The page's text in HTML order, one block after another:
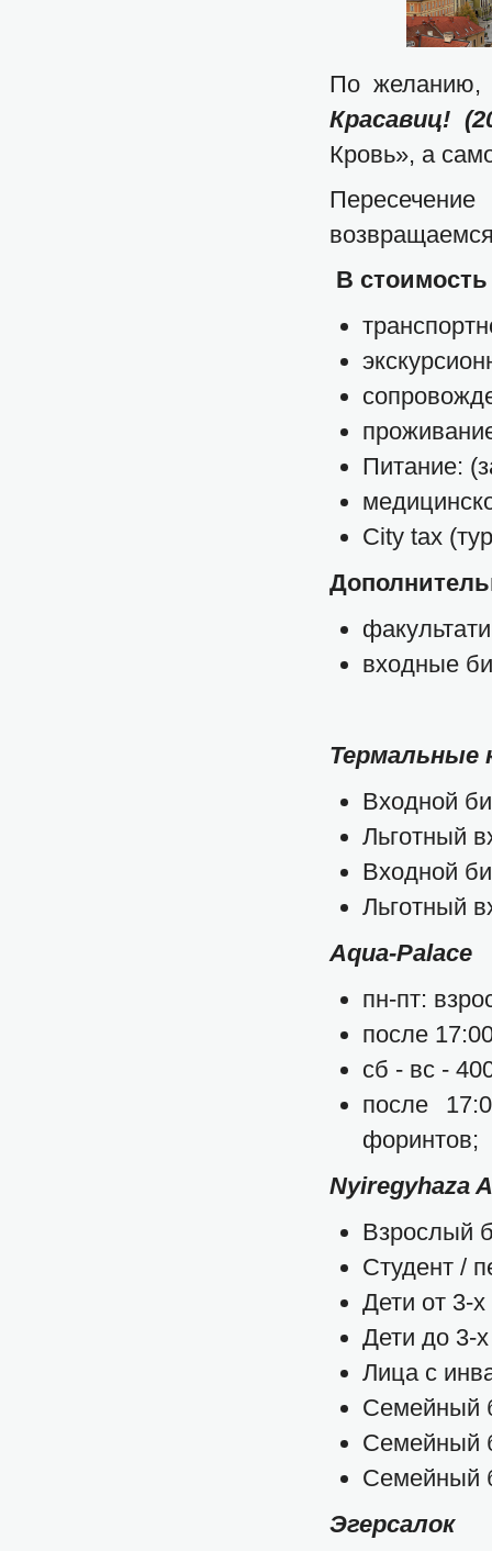
По
Красавиц!
Кровь», а
В
Питание:
Сity tax
входные
Термальные
Входной
Льготный
Входной
Льготный
Аqua-Palace
пн-пт:
после
сб - вс -
после
форинтов;
Nyiregyhaza
Взрослый
Студент /
Дети от 3-
Дети до 3-
Лица с
Семейный
Семейный
Семейный
Эгерсалок